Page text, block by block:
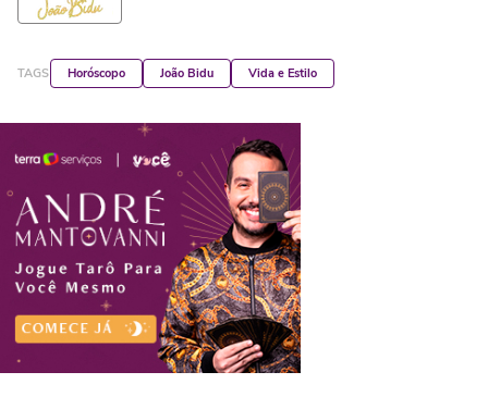
TAGS Horóscopo João Bidu Vida e Estilo